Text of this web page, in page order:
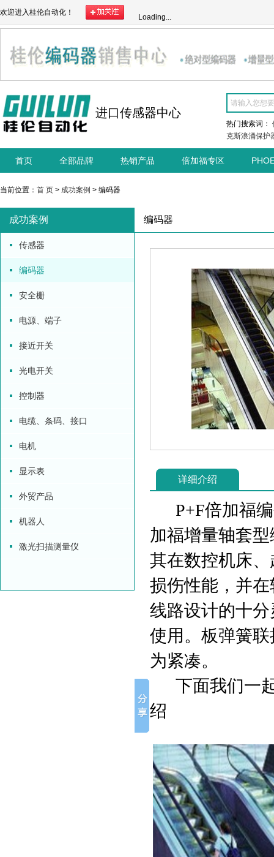
欢迎进入桂伦自动化！
Loading...
进口传感器中心
热门搜索词：
克斯浪涌保护
首页 全部品牌 热销产品 倍加福专区
当前位置： 首 页 > 成功案例 > 编码器
成功案例
传感器
编码器
安全栅
电源、端子
接近开关
光电开关
控制器
电缆、条码、接口
电机
显示表
外贸产品
机器人
激光扫描测量仪
编码器
详细介绍
P+F倍加福编
加福增量轴套
其在数控机床
损伤性能，并
线路设计的十
使用。板弹簧
为紧凑。
下面我们一起
绍